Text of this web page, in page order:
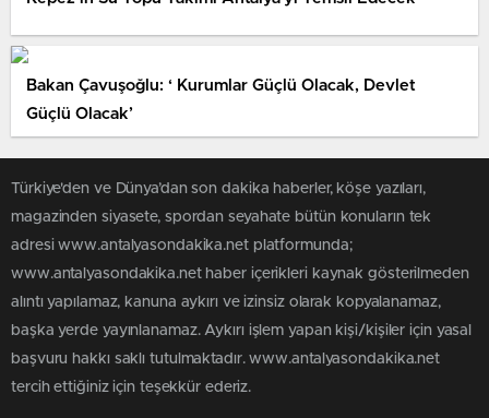
Bakan Çavuşoğlu: ‘ Kurumlar Güçlü Olacak, Devlet
Güçlü Olacak’
Türkiye'den ve Dünya’dan son dakika haberler, köşe yazıları,
magazinden siyasete, spordan seyahate bütün konuların tek
adresi www.antalyasondakika.net platformunda;
www.antalyasondakika.net haber içerikleri kaynak gösterilmeden
alıntı yapılamaz, kanuna aykırı ve izinsiz olarak kopyalanamaz,
başka yerde yayınlanamaz. Aykırı işlem yapan kişi/kişiler için yasal
başvuru hakkı saklı tutulmaktadır. www.antalyasondakika.net
tercih ettiğiniz için teşekkür ederiz.